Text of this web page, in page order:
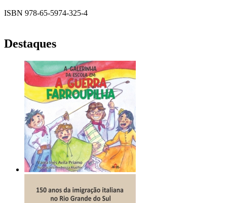
ISBN 978-65-5974-325-4
Destaques